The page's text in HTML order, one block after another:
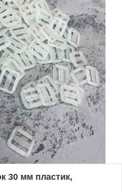
30 мм пластик,